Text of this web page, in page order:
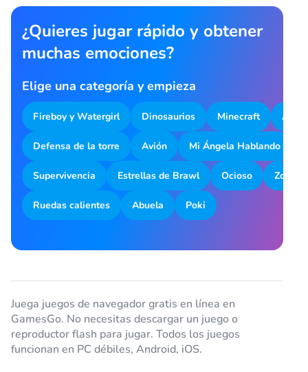
¿Quieres jugar rápido y obtener
muchas emociones?
Elige una categoría y empieza
Fireboy y Watergirl Dinosaurios Minecraft
Defensa de la torre Avión Mi Ángela Hablando
Supervivencia Estrellas de Brawl Ocioso
Ruedas calientes Abuela Poki
Juega juegos de navegador gratis en línea en
GamesGo. No necesitas descargar un juego o
reproductor flash para jugar. Todos los juegos
funcionan en PC débiles, Android, iOS.